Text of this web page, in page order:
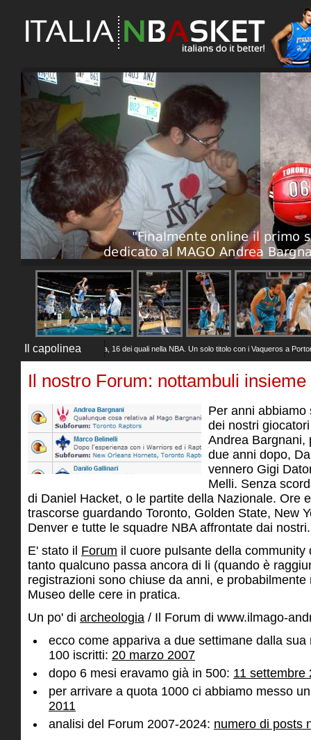
Il capolinea
20 anni di carriera, 16 dei quali nella NBA. Un solo titolo con i Vaqueros a Portorico,
Il nostro Forum: nottambuli insieme
Per anni
dei nostri
Andrea Bargnani,
due anni dopo,
vennero Gigi
Melli. Senza
di Daniel Hacket, o le partite della Nazionale. Ore
trascorse guardando Toronto, Golden State, New
Denver e tutte le squadre NBA affrontate dai nostri.
E' stato il Forum il cuore pulsante della community
tanto qualcuno passa ancora di li (quando è
registrazioni sono chiuse da anni, e
Museo delle cere in pratica.
Un po' di archeologia / Il Forum di www.ilmago-
ecco come appariva a due settimane dalla
100 iscritti: 20 marzo 2007
dopo 6 mesi eravamo già in 500: 11 settembre
per arrivare a quota 1000 ci abbiamo messo
2011
analisi del Forum 2007-2024: numero di posts